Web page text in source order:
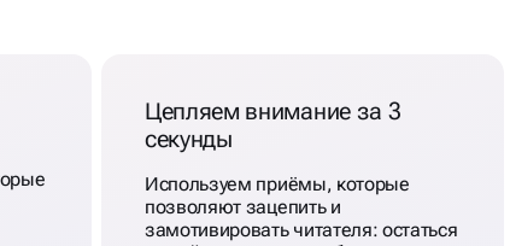
Цепляем внимание за 3
секунды
Используем приёмы, которые
позволяют зацепить и
замотивировать читателя: остаться